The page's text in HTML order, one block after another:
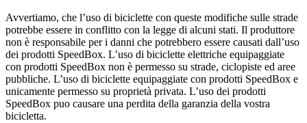
Avvertiamo, che l’uso di biciclette con queste modifiche sulle strade
potrebbe essere in conflitto con la legge di alcuni stati. Il produttore
non è responsabile per i danni che potrebbero essere causati dall’uso
dei prodotti SpeedBox. L’uso di biciclette elettriche equipaggiate
con prodotti SpeedBox non è permesso su strade, ciclopiste ed aree
pubbliche. L’uso di biciclette equipaggiate con prodotti SpeedBox e
unicamente permesso su proprietà privata. L’uso dei prodotti
SpeedBox puo causare una perdita della garanzia della vostra
bicicletta.